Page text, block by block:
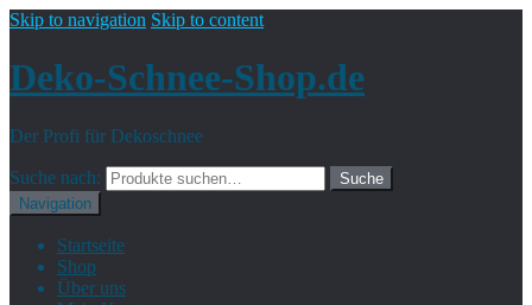
Skip to navigation Skip to content
Deko-Schnee-Shop.de
Der Profi für Dekoschnee
Suche nach:
Suche
Navigation
Startseite
Shop
Über uns